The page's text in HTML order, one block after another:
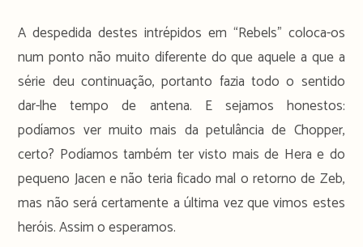
A despedida destes intrépidos em “Rebels” coloca-os
num ponto não muito diferente do que aquele a que a
série deu continuação, portanto fazia todo o sentido
dar-lhe tempo de antena. E sejamos honestos:
podíamos ver muito mais da petulância de Chopper,
certo? Podíamos também ter visto mais de Hera e do
pequeno Jacen e não teria ficado mal o retorno de Zeb,
mas não será certamente a última vez que vimos estes
heróis. Assim o esperamos.